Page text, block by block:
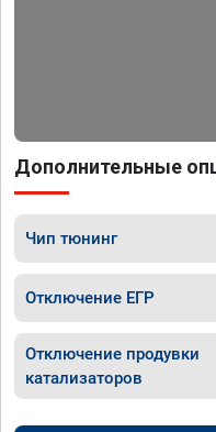
Дополнительные
Чип тюнинг
Отключение ЕГР
Отключение продувки
катализаторов